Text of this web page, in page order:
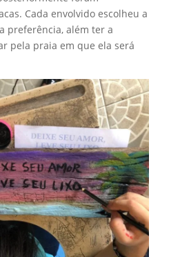
Cada envolvido escolheu a
preferência, além ter a
pela praia em que ela será